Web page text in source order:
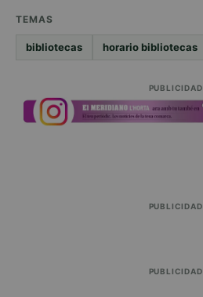
TEMAS
bibliotecas horario bibliotecas
PUBLICIDAD
PUBLICIDAD
PUBLICIDAD